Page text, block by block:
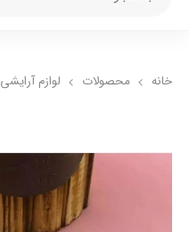
خانه محصولات لوازم آرایشی